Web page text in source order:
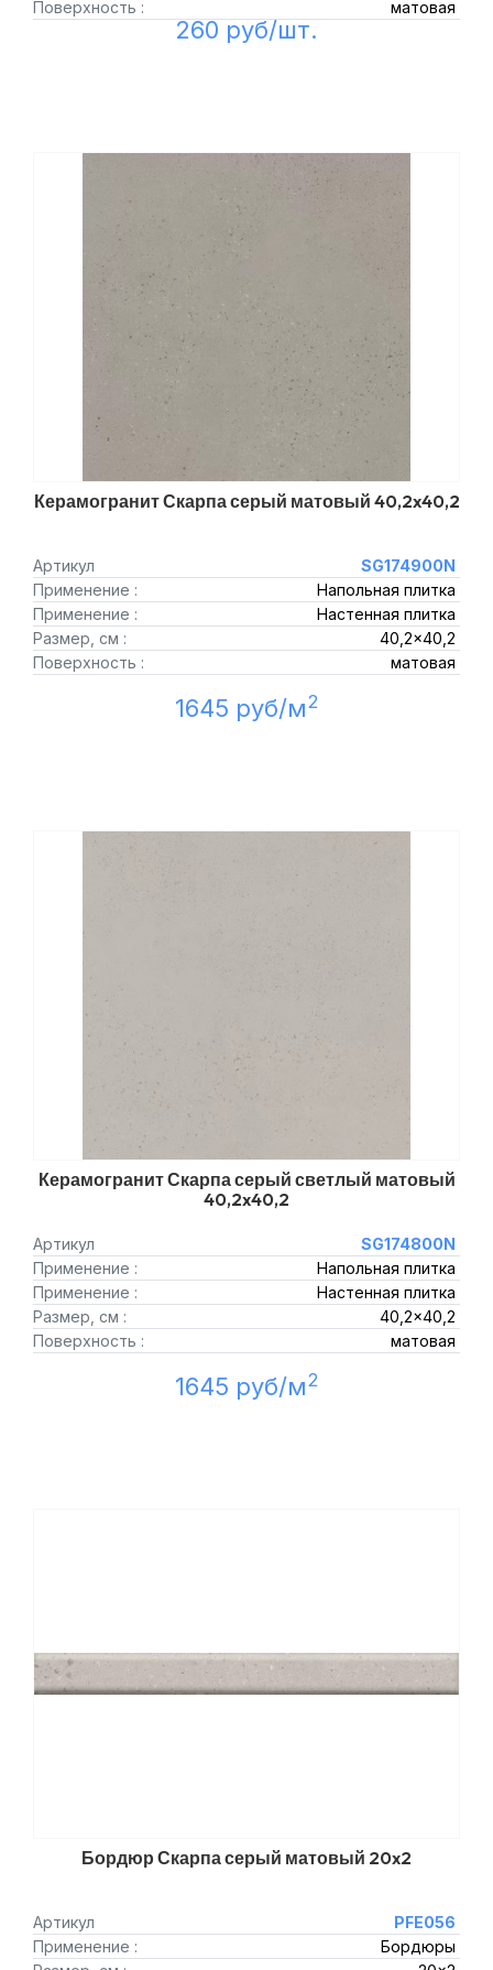
Поверхность :
матовая
260 руб/шт.
Керамогранит Скарпа серый матовый 40,2x40,2
Артикул
SG174900N
Применение :
Напольная плитка
Применение :
Настенная плитка
Размер, см :
40,2x40,2
Поверхность :
матовая
1645 руб/м2
Керамогранит Скарпа серый светлый матовый
40,2x40,2
Артикул
SG174800N
Применение :
Напольная плитка
Применение :
Настенная плитка
Размер, см :
40,2x40,2
Поверхность :
матовая
1645 руб/м2
Бордюр Скарпа серый матовый 20x2
Артикул
PFE056
Применение :
Бордюры